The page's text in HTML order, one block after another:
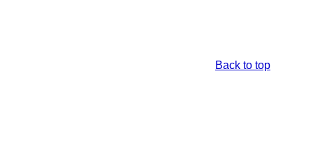
Back to top